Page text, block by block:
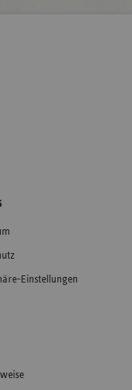
Einstellungen